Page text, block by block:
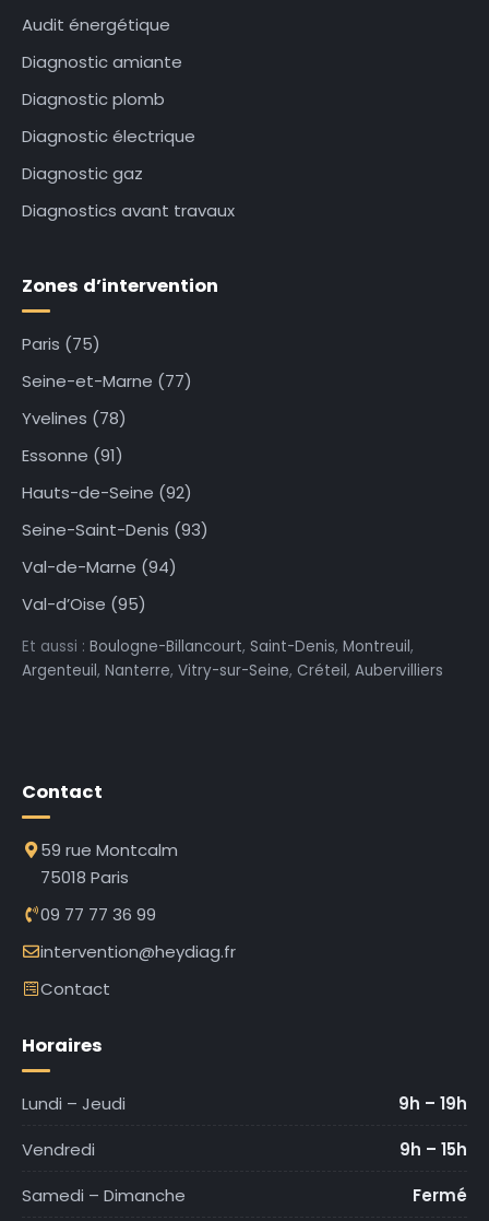
Audit énergétique
Diagnostic amiante
Diagnostic plomb
Diagnostic électrique
Diagnostic gaz
Diagnostics avant travaux
Zones d’intervention
Paris (75)
Seine-et-Marne (77)
Yvelines (78)
Essonne (91)
Hauts-de-Seine (92)
Seine-Saint-Denis (93)
Val-de-Marne (94)
Val-d’Oise (95)
Et aussi : Boulogne-Billancourt, Saint-Denis, Montreuil,
Argenteuil, Nanterre, Vitry-sur-Seine, Créteil, Aubervilliers
Contact
59 rue Montcalm
75018 Paris
09 77 77 36 99
intervention@heydiag.fr
Contact
Horaires
Lundi – Jeudi
9h – 19h
Vendredi
9h – 15h
Samedi – Dimanche
Fermé